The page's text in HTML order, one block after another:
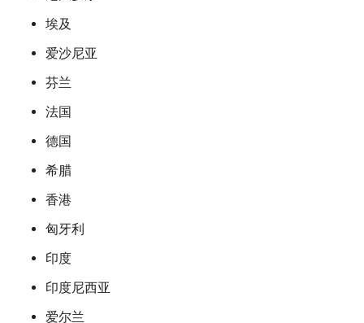
埃及
爱沙尼亚
芬兰
法国
德国
希腊
香港
匈牙利
印度
印度尼西亚
爱尔兰